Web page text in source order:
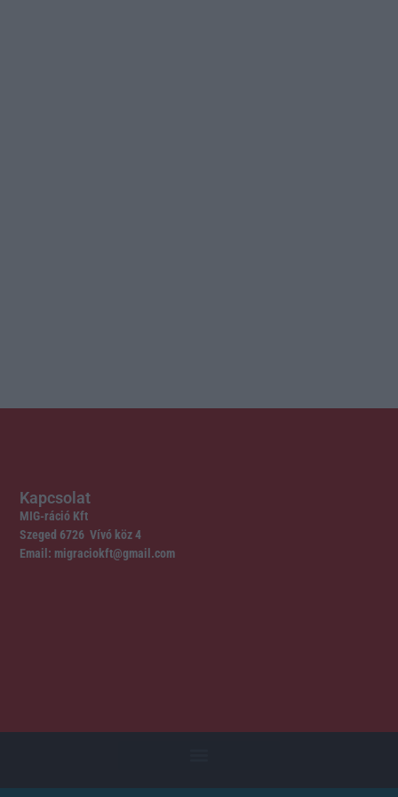
Kapcsolat
MIG-ráció Kft
Szeged 6726 Vívó köz 4
Email: migraciokft@gmail.com